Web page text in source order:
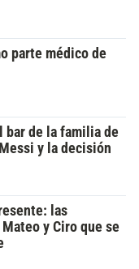
parte médico de
bar de la familia de
y la decisión
las
y Ciro que se